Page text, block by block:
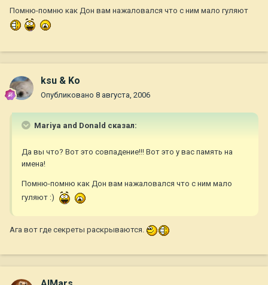
Помню-помню как Дон вам нажаловался что с ним мало гуляют
ksu & Ko
Опубликовано 8 августа, 2006
Mariya and Donald сказал:
Да вы что? Вот это совпадение!!! Вот это у вас память на
имена!
Помню-помню как Дон вам нажаловался что с ним мало
гуляют :)
Ага вот где секреты раскрываются.